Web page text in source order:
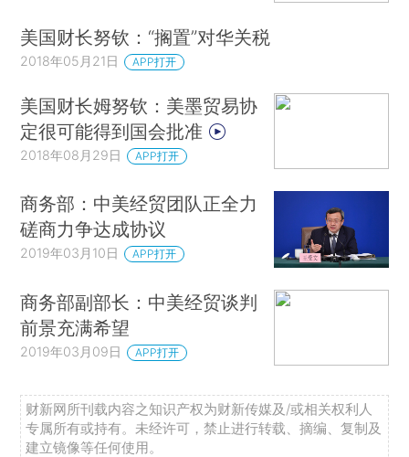
美国财长努钦：“搁置”对华关税
2018年05月21日 APP打开
美国财长姆努钦：美墨贸易协
定很可能得到国会批准
2018年08月29日 APP打开
商务部：中美经贸团队正全力
磋商力争达成协议
2019年03月10日 APP打开
商务部副部长：中美经贸谈判
前景充满希望
2019年03月09日 APP打开
财新网所刊载内容之知识产权为财新传媒及/或相关权利人
专属所有或持有。未经许可，禁止进行转载、摘编、复制及
建立镜像等任何使用。